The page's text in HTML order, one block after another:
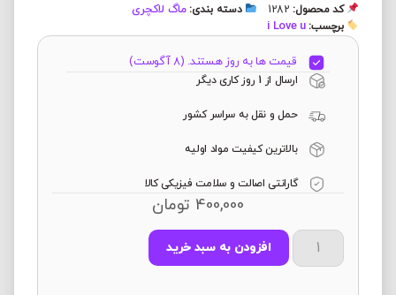
کد محصول: 1282 دسته بندی: ماگ لاکچری
برچسب: i Love u
قیمت ها به روز هستند. (8 آگوست)
ارسال از 1 روز کاری دیگر
حمل و نقل به سراسر کشور
بالاترین کیفیت مواد اولیه
گارانتی اصالت و سلامت فیزیکی کالا
400,000 تومان
افزودن به سبد خرید